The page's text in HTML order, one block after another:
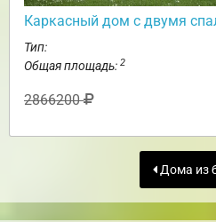
Каркасный дом с двумя
Тип:
Общая площадь: 2
2866200
Дома из